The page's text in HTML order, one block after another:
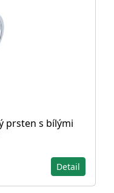
prsten s bílými
Detail